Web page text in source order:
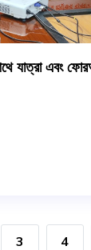
পথে যাত্রা এবং
3 4